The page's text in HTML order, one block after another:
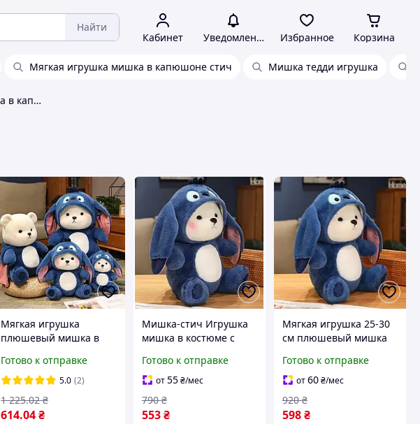
Найти
Кабинет Уведомления Избранное Корзина
Мягкая игрушка мишка в капюшоне стич Мишка тедди игрушка
Плюшевая игрушка мишка в капюшоне
Мягкая игрушка
плюшевый мишка в
капюшоном,
антистресс для детей
51 см синий код 391582
Готово к отправке
5.0 (2)
614.04₴
1 225.02 ₴
Мишка-стич Игрушка
мишка в костюме с
детская игрушка-
подушка медведь в
капюшоне 27 см
Готово к отправке
от55 ₴/мес
553 ₴
790 ₴
Мягкая игрушка 25-30
см плюшевый мишка
Стича со съемным
капюшоном
Готово к отправке
от60₴/мес
598₴
920 ₴